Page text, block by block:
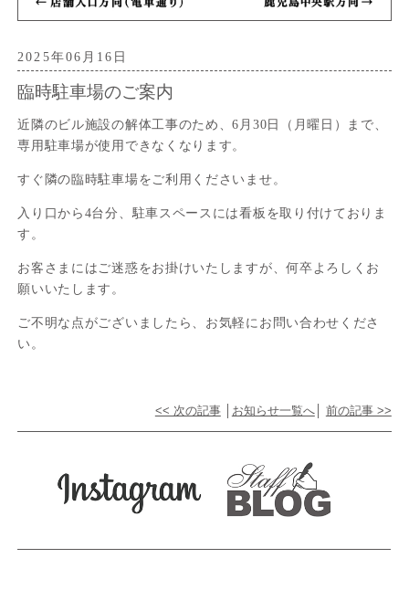
2025年06月16日
臨時駐車場のご案内
近隣のビル施設の解体工事のため、6月30日（月曜日）まで、
専用駐車場が使用できなくなります。
すぐ隣の臨時駐車場をご利用くださいませ。
入り口から4台分、駐車スペースには看板を取り付けておりま
す。
お客さまにはご迷惑をお掛けいたしますが、何卒よろしくお
願いいたします。
ご不明な点がございましたら、お気軽にお問い合わせくださ
い。
<< 次の記事│ お知らせ一覧へ│ 前の記事 >>